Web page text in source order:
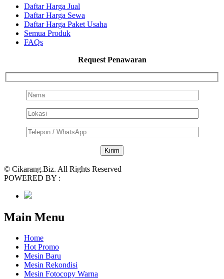
Daftar Harga Jual
Daftar Harga Sewa
Daftar Harga Paket Usaha
Semua Produk
FAQs
Request Penawaran
© Cikarang.Biz. All Rights Reserved
POWERED BY :
Main Menu
Home
Hot Promo
Mesin Baru
Mesin Rekondisi
Mesin Fotocopy Warna